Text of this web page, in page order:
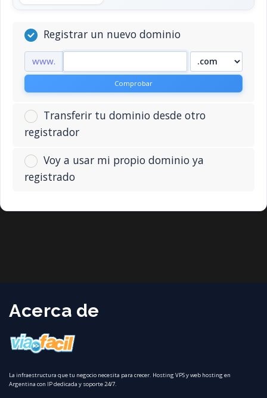
Registrar un nuevo dominio
www.
Comprobar
Transferir tu dominio desde otro
registrador
Voy a usar mi propio dominio ya
registrado
Acerca de
La infraestructura que tu negocio necesita para crecer. Hosting VPS y web hosting en
Argentina con IP dedicada y soporte 24/7.